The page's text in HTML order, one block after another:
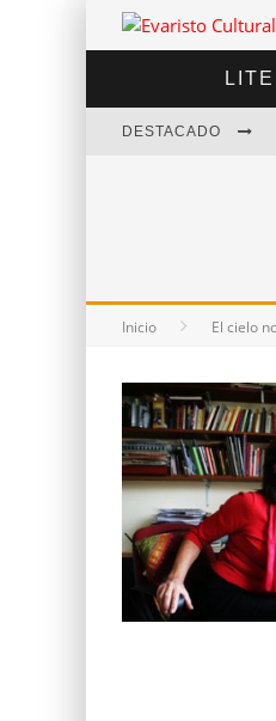
DESTACADO
Inicio El cielo